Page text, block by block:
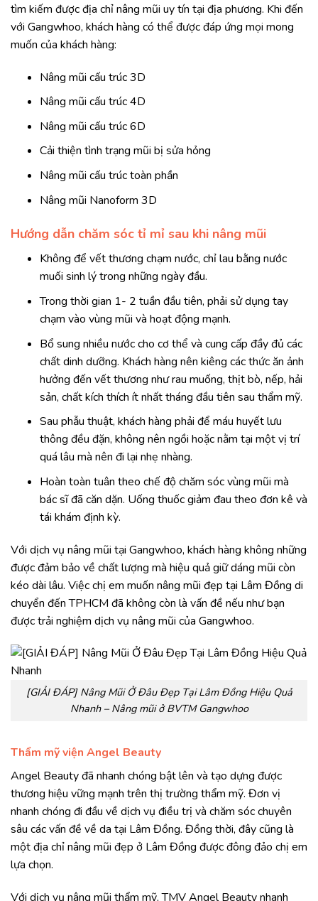
tìm kiếm được địa chỉ nâng mũi uy tín tại địa phương. Khi đến
với Gangwhoo, khách hàng có thể được đáp ứng mọi mong
muốn của khách hàng:
Nâng mũi cấu trúc 3D
Nâng mũi cấu trúc 4D
Nâng mũi cấu trúc 6D
Cải thiện tình trạng mũi bị sửa hỏng
Nâng mũi cấu trúc toàn phần
Nâng mũi Nanoform 3D
Hướng dẫn chăm sóc tỉ mỉ sau khi nâng mũi
Không để vết thương chạm nước, chỉ lau bằng nước
muối sinh lý trong những ngày đầu.
Trong thời gian 1- 2 tuần đầu tiên, phải sử dụng tay
chạm vào vùng mũi và hoạt động mạnh.
Bổ sung nhiều nước cho cơ thể và cung cấp đầy đủ các
chất dinh dưỡng. Khách hàng nên kiêng các thức ăn ảnh
hưởng đến vết thương như rau muống, thịt bò, nếp, hải
sản, chất kích thích ít nhất tháng đầu tiên sau thẩm mỹ.
Sau phẫu thuật, khách hàng phải để máu huyết lưu
thông đều đặn, không nên ngồi hoặc nằm tại một vị trí
quá lâu mà nên đi lại nhẹ nhàng.
Hoàn toàn tuân theo chế độ chăm sóc vùng mũi mà
bác sĩ đã căn dặn. Uống thuốc giảm đau theo đơn kê và
tái khám định kỳ.
Với dịch vụ nâng mũi tại Gangwhoo, khách hàng không những
được đảm bảo về chất lượng mà hiệu quả giữ dáng mũi còn
kéo dài lâu. Việc chị em muốn nâng mũi đẹp tại Lâm Đồng di
chuyển đến TPHCM đã không còn là vấn đề nếu như bạn
được trải nghiệm dịch vụ nâng mũi của Gangwhoo.
[GIẢI ĐÁP] Nâng Mũi Ở Đâu Đẹp Tại Lâm Đồng Hiệu Quả
Nhanh – Nâng mũi ở BVTM Gangwhoo
Thẩm mỹ viện Angel Beauty
Angel Beauty đã nhanh chóng bật lên và tạo dựng được
thương hiệu vững mạnh trên thị trường thẩm mỹ. Đơn vị
nhanh chóng đi đầu về dịch vụ điều trị và chăm sóc chuyên
sâu các vấn đề về da tại Lâm Đồng. Đồng thời, đây cũng là
một địa chỉ nâng mũi đẹp ở Lâm Đồng được đông đảo chị em
lựa chọn.
Với dịch vụ nâng mũi thẩm mỹ, TMV Angel Beauty nhanh